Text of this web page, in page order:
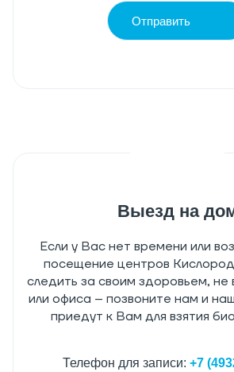
Отправить
Выезд на
Если у Вас нет времени или
посещение центров
следить за своим здоровьем, не
или офиса – позвоните нам и
приедут к Вам для взятия
Телефон для записи: +7